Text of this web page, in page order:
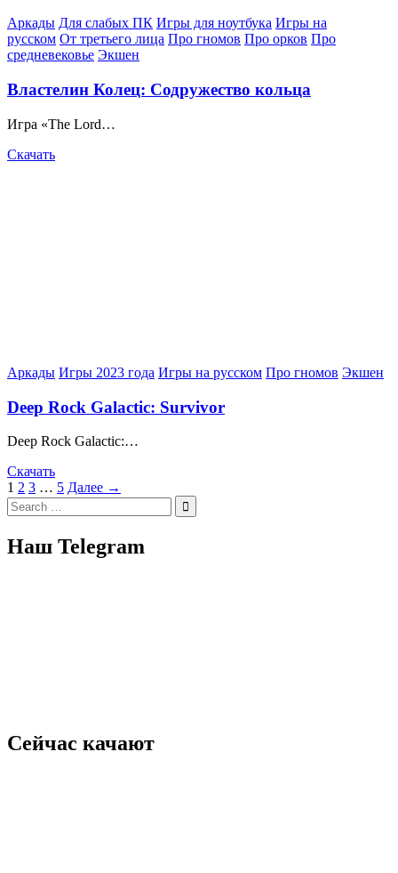
Posted
in
Аркады Для слабых ПК Игры для ноутбука Игры на
русском От третьего лица Про гномов Про орков Про
средневековье Экшен
Властелин Колец: Содружество кольца
Игра «The Lord…
Скачать
Posted
Аркады Игры 2023 года Игры на русском Про гномов Экшен
Deep Rock Galactic: Survivor
Deep Rock Galactic:…
Скачать
Пагинация
записей
1 2 3 … 5 Далее →
Search
for:
Наш Telegram
Сейчас качают